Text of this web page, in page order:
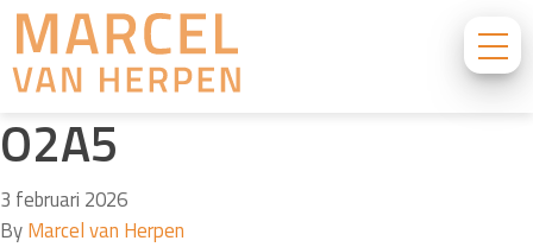
O2A5
3 februari 2026
ByMarcel van Herpen